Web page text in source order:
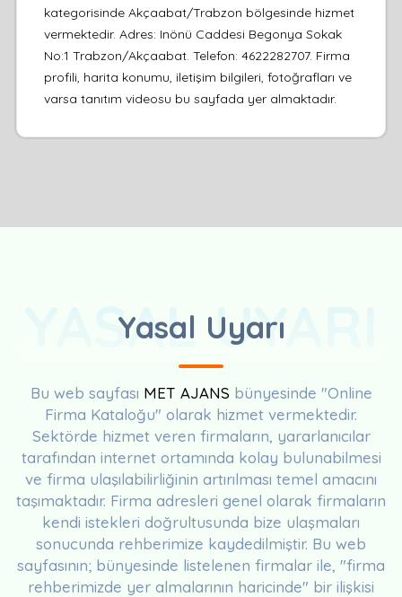
kategorisinde Akçaabat/Trabzon bölgesinde hizmet
vermektedir. Adres: Inönü Caddesi Begonya Sokak
No:1 Trabzon/Akçaabat. Telefon: 4622282707. Firma
profili, harita konumu, iletişim bilgileri, fotoğrafları ve
varsa tanıtım videosu bu sayfada yer almaktadır.
Yasal Uyarı
YASAL UYARI
Bu web sayfası MET AJANS bünyesinde "Online
Firma Kataloğu" olarak hizmet vermektedir.
Sektörde hizmet veren firmaların, yararlanıcılar
tarafından internet ortamında kolay bulunabilmesi
ve firma ulaşılabilirliğinin artırılması temel amacını
taşımaktadır. Firma adresleri genel olarak firmaların
kendi istekleri doğrultusunda bize ulaşmaları
sonucunda rehberimize kaydedilmiştir. Bu web
sayfasının; bünyesinde listelenen firmalar ile, "firma
rehberimizde yer almalarının haricinde" bir ilişkisi